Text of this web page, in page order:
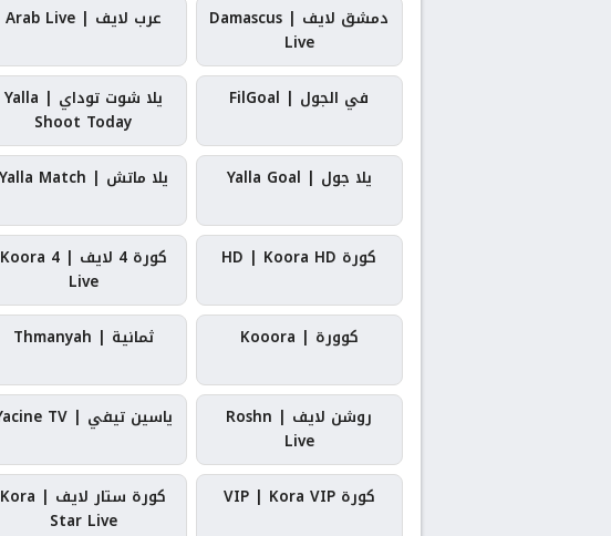
دمشق لايف | Damascus
Live
عرب لايف | Arab Live
في الجول | FilGoal
يلا شوت توداي | Yalla
Shoot Today
يلا جول | Yalla Goal
يلا ماتش | Yalla Match
كورة HD | Koora HD
كورة 4 لايف | Koora 4
Live
كوورة | Kooora ثمانية | Thmanyah
روشن لايف | Roshn
Live
ياسين تيفي | Yacine TV
كورة VIP | Kora VIP
كورة ستار لايف | Kora
Star Live